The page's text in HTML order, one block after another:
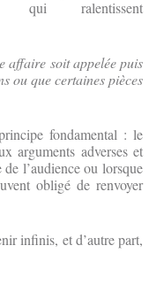
qui ralentissent
affaire soit appelée puis
ou que certaines pièces
fondamental : le
arguments adverses et
de l’audience ou lorsque
obligé de renvoyer
infinis, et d’autre part,